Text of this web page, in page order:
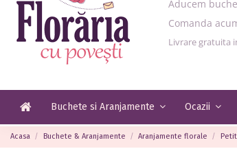
Aducem
Comanda
Livrare gratuita
Buchete si Aranjamente Ocazii
Acasa Buchete & Aranjamente Aranjamente florale